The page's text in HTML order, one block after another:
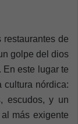
restaurantes de
golpe del dios
En este lugar te
cultura nórdica:
escudos, y un
más exigente